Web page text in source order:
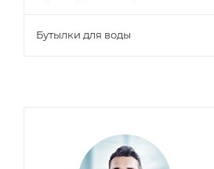
Бутылки для воды